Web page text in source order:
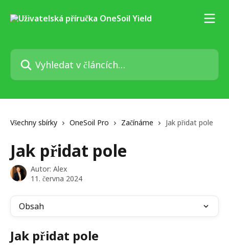
Vyhledat v článcích…
Všechny sbírky OneSoil Pro Začínáme Jak přidat pole
Jak přidat pole
Autor: Alex
11. června 2024
Obsah
Jak přidat pole